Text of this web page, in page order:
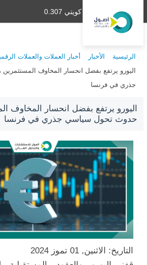
دينار كويتي 0.307
الرئيسية الأخبار
أخبار العملات والعملات
اليورو يرتفع بفضل انحسار المخاوف
جذري في فرنسا
اليورو يرتفع بفضل انحسار المخاوف
حدوث تحول سياسي جذري في فرنسا
التاريخ: الاثنين, 01 تموز 2024